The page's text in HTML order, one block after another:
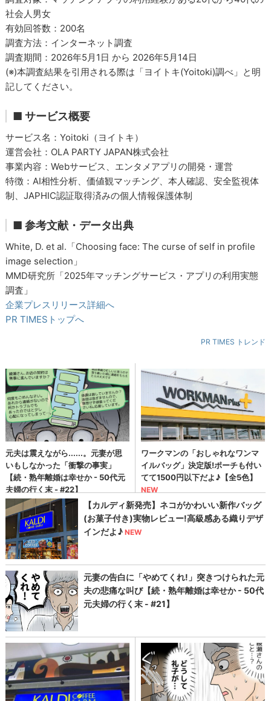
社会人男女
有効回答数：200名
調査方法：インターネット調査
調査期間：2026年5月1日 から 2026年5月14日
(※)本調査結果を引用される際は「ヨイトキ(Yoitoki)調べ」と明
記してください。
■ サービス概要
サービス名：Yoitoki（ヨイトキ）
運営会社：OLA PARTY JAPAN株式会社
事業内容：Webサービス、エンタメアプリの開発・運営
特徴：AI相性分析、価値観マッチング、本人確認、安全監視体
制、JAPHIC認証取得済みの個人情報保護体制
■ 参考文献・データ出典
White, D. et al.「Choosing face: The curse of self in profile
image selection」
MMD研究所「2025年マッチングサービス・アプリの利用実態
調査」
企業プレスリリース詳細へ
PR TIMESトップへ
PR TIMES トレンド